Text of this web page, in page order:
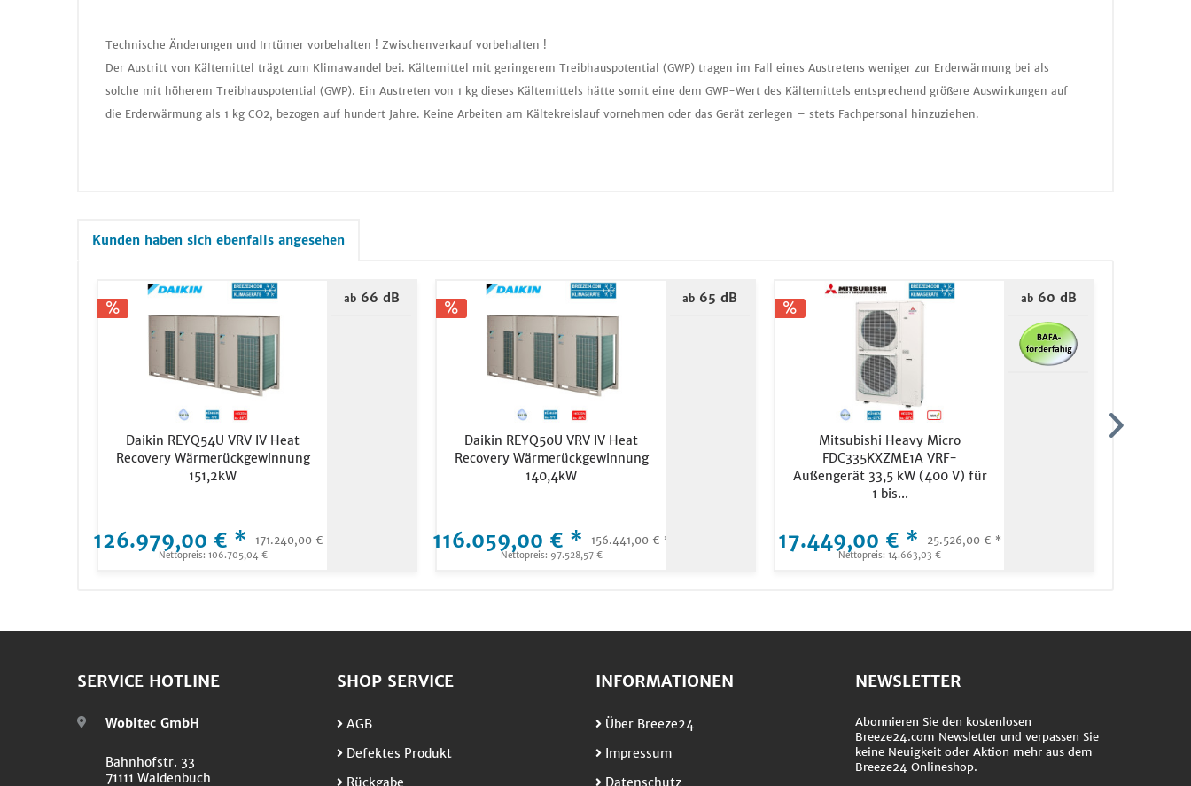
Technische Änderungen und Irrtümer vorbehalten ! Zwischenverkauf vorbehalten !
Der Austritt von Kältemittel trägt zum Klimawandel bei. Kältemittel mit geringerem Treibhauspotential (GWP) tragen im Fall eines Austretens weniger zur Erderwärmung bei als
solche mit höherem Treibhauspotential (GWP). Ein Austreten von 1 kg dieses Kältemittels hätte somit eine dem GWP-Wert des Kältemittels entsprechend größere Auswirkungen auf
die Erderwärmung als 1 kg CO2, bezogen auf hundert Jahre. Keine Arbeiten am Kältekreislauf vornehmen oder das Gerät zerlegen – stets Fachpersonal hinzuziehen.
Kunden haben sich ebenfalls angesehen
Daikin REYQ54U VRV IV Heat
Recovery Wärmerückgewinnung
151,2kW
126.979,00 € * 171.240,00 € *
Nettopreis: 106.705,04 €
ab66 dB
Daikin REYQ50U VRV IV Heat
Recovery Wärmerückgewinnung
140,4kW
116.059,00 € * 156.441,00 € *
Nettopreis: 97.528,57 €
ab 65 dB
Mitsubishi Heavy Micro
FDC335KXZME1A VRF-
Außengerät 33,5 kW (400 V) für
1 bis...
17.449,00 € * 25.526,00 € *
Nettopreis: 14.663,03 €
ab60 dB
SERVICE HOTLINE
Wobitec GmbH
Bahnhofstr. 33
71111 Waldenbuch
SHOP SERVICE
AGB
Defektes Produkt
Rückgabe
INFORMATIONEN
Über Breeze24
Impressum
Datenschutz
NEWSLETTER
Abonnieren Sie den kostenlosen
Breeze24.com Newsletter und verpassen Sie
keine Neuigkeit oder Aktion mehr aus dem
Breeze24 Onlineshop.